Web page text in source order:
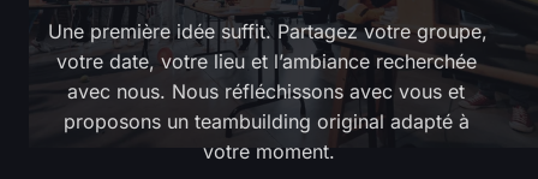
Une première idée suffit. Partagez votre groupe,
votre date, votre lieu et l’ambiance recherchée
avec nous. Nous réfléchissons avec vous et
proposons un teambuilding original adapté à
votre moment.